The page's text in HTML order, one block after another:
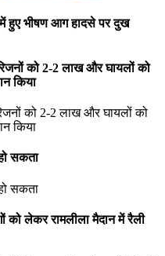
हुए भीषण आग हादसे पर दुख
को 2-2 लाख और घायलों को
किया
को 2-2 लाख और घायलों को
किया
सकता
सकता
को लेकर रामलीला मैदान में रैली